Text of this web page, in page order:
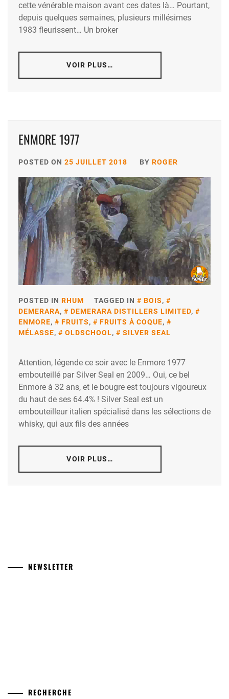
cette vénérable maison avant ces dates là… Pourtant,
depuis quelques semaines, plusieurs millésimes
1983 fleurissent… Un broker
VOIR PLUS…
ENMORE 1977
POSTED ON 25 JUILLET 2018 BY ROGER
POSTED IN RHUM TAGGED IN BOIS,
DEMERARA, DEMERARA DISTILLERS LIMITED,
ENMORE, FRUITS, FRUITS À COQUE,
MÉLASSE, OLDSCHOOL, SILVER SEAL
Attention, légende ce soir avec le Enmore 1977
embouteillé par Silver Seal en 2009… Oui, ce bel
Enmore à 32 ans, et le bougre est toujours vigoureux
du haut de ses 64.4% ! Silver Seal est un
embouteilleur italien spécialisé dans les sélections de
whisky, qui aux fils des années
VOIR PLUS…
NEWSLETTER
RECHERCHE